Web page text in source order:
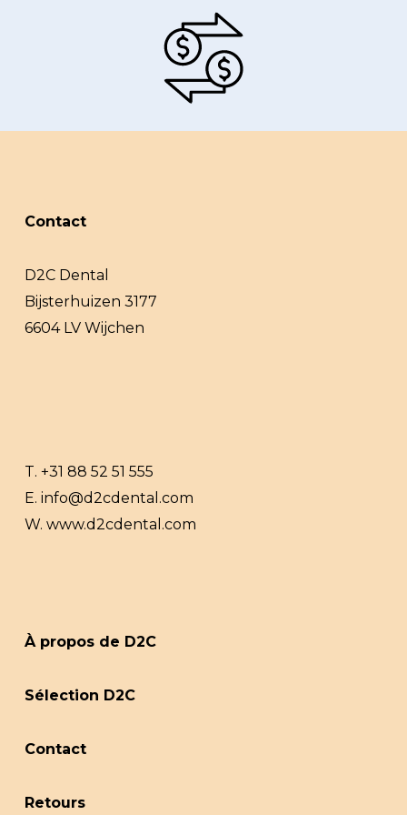
Contact
D2C Dental
Bijsterhuizen 3177
6604 LV Wijchen
T. +31 88 52 51 555
E. info@d2cdental.com
W. www.d2cdental.com
À propos de D2C
Sélection D2C
Contact
Retours